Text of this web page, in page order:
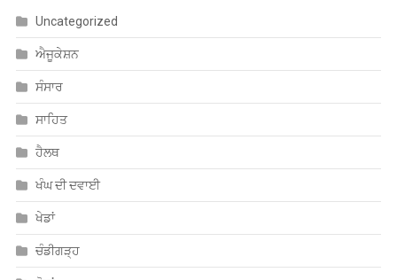
Uncategorized
ਐਜੂਕੇਸ਼ਨ
ਸੰਸਾਰ
ਸਾਹਿਤ
ਹੈਲਥ
ਖੰਘ ਦੀ ਦਵਾਈ
ਖੇਡਾਂ
ਚੰਡੀਗੜ੍ਹ